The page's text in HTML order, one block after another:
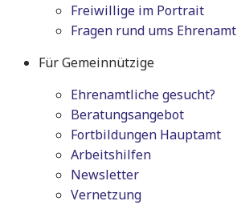
Freiwillige im Portrait
Fragen rund ums Ehrenamt
Für Gemeinnützige
Ehrenamtliche gesucht?
Beratungsangebot
Fortbildungen Hauptamt
Arbeitshilfen
Newsletter
Vernetzung